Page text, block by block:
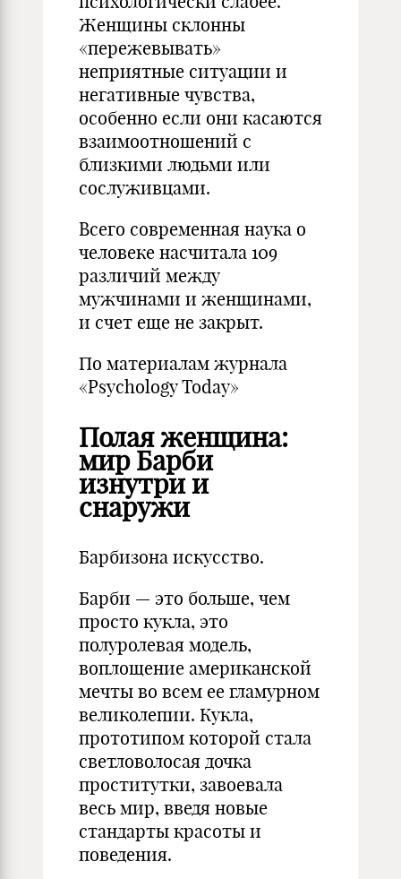
Женщины склонны
«пережевывать»
неприятные ситуации и
негативные чувства,
особенно если они касаются
взаимоотношений с
близкими людьми или
сослуживцами.
Всего современная наука о
человеке насчитала 109
различий между
мужчинами и женщинами,
и счет еще не закрыт.
По материалам журнала
«Psychology Today»
Полая женщина:
мир Барби
изнутри и
снаружи
Барбизона искусство.
Барби — это больше, чем
просто кукла, это
полуролевая модель,
воплощение американской
мечты во всем ее гламурном
великолепии. Кукла,
прототипом которой стала
светловолосая дочка
проститутки, завоевала
весь мир, введя новые
стандарты красоты и
поведения.